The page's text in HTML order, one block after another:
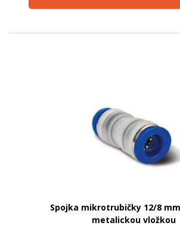
Spojka mikrotrubičky 12/8
metalickou vložkou